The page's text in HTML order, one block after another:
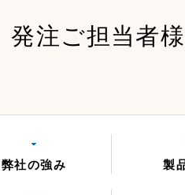
発注ご担当者
弊社の強み 製